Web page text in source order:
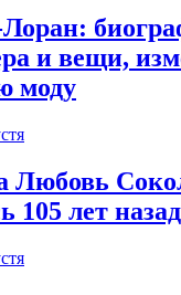
и вещи,
моду
Любовь
105 лет назад